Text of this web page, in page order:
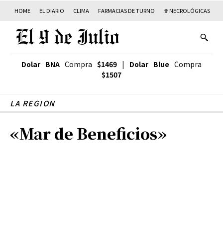
HOME EL DIARIO CLIMA FARMACIAS DE TURNO ✟ NECROLÓGICAS
Dolar BNA Compra $1469 | Dolar Blue Compra
$1507
LA REGION
«Mar de Beneficios»